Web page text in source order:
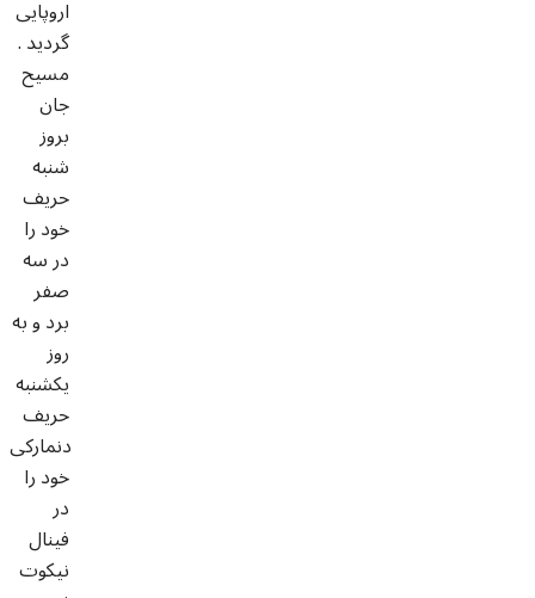
اروپایی
گردید .
مسیح
جان
بروز
شنبه
حریف
خود را
در سه
صفر
برد و به
روز
یکشنبه
حریف
دنمارکی
خود را
در
فینال
نیکوت